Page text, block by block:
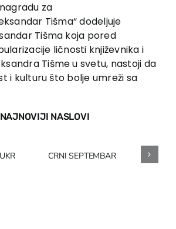
za
Tišma“dodeljuje
Tišma koja pored
ličnosti književnika i
Tišme u svetu, nastoji da
i kulturu što bolje umreži sa
NAJNOVIJI NASLOVI
CRNI SEPTEMBAR